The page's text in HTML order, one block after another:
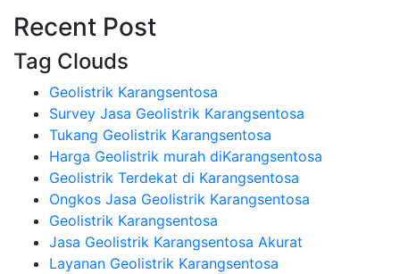
Recent Post
Tag Clouds
Geolistrik Karangsentosa
Survey Jasa Geolistrik Karangsentosa
Tukang Geolistrik Karangsentosa
Harga Geolistrik murah diKarangsentosa
Geolistrik Terdekat di Karangsentosa
Ongkos Jasa Geolistrik Karangsentosa
Geolistrik Karangsentosa
Jasa Geolistrik Karangsentosa Akurat
Layanan Geolistrik Karangsentosa